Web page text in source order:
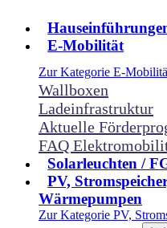
E-Mobilität
Zur Kategorie E-
Wallboxen
Ladeinfrastruktur
Aktuelle
FAQ
Solarleuchten /
PV,
Wärmepumpen
Zur Kategorie PV,